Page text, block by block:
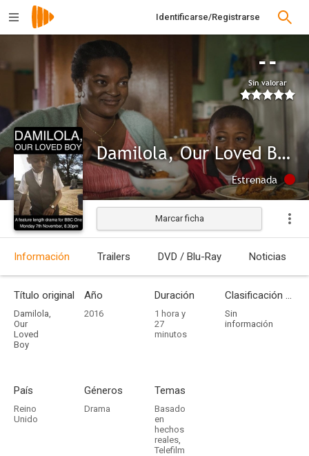
Identificarse/Registrarse
--
Sin valorar
Damilola, Our Loved Boy
Estrenada
Marcar ficha
Información Trailers DVD / Blu-Ray Noticias
Título original
Damilola,
Our
Loved
Boy
Año
2016
Duración
1 hora y
27
minutos
Clasificación por edades
Sin
información
País
Reino
Unido
Géneros
Drama
Temas
Basado
en
hechos
reales,
Telefilm